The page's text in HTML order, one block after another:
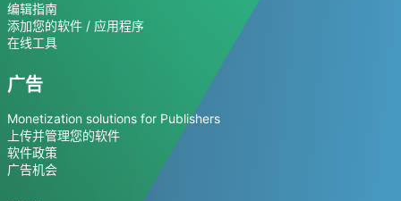
编辑指南
添加您的软件 / 应用程序
在线工具
广告
Monetization solutions for Publishers
上传并管理您的软件
软件政策
广告机会